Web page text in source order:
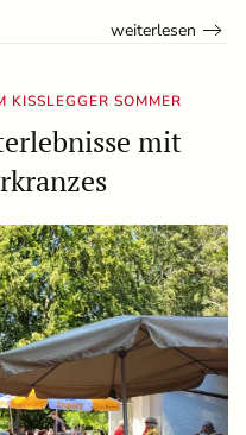
weiterlesen
SOMMER
mit